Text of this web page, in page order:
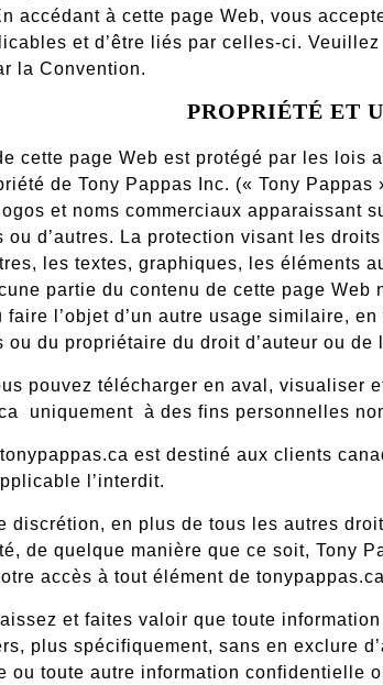
accédant à cette page Web, vous
et d’être liés par celles-ci.
la Convention.
PROPRIÉTÉ ET
cette page Web est protégé par les lois
de Tony Pappas Inc. (« Tony
et noms commerciaux apparaissant
ou d’autres. La protection visant les
les textes, graphiques, les éléments
partie du contenu de cette page
faire l’objet d’un autre usage similaire,
ou du propriétaire du droit d’auteur ou de
pouvez télécharger en aval, visualiser
uniquement à des fins personnelles
est destiné aux clients
l’interdit.
discrétion, en plus de tous les autres
de quelque manière que ce soit, Tony
accès à tout élément de
et faites valoir que toute
plus spécifiquement, sans en exclure
ou toute autre information confidentielle